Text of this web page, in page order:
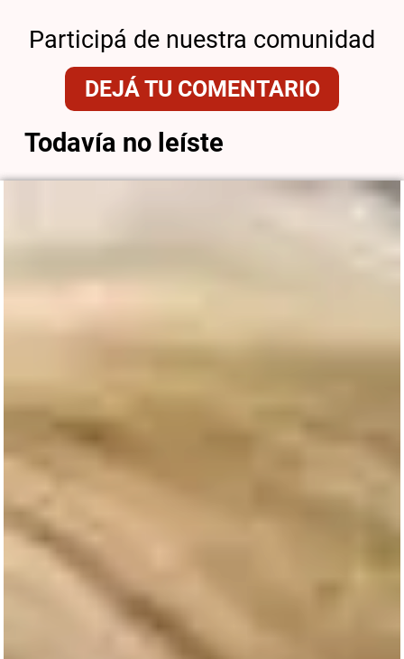
Participá de nuestra comunidad
DEJÁ TU COMENTARIO
Todavía no leíste